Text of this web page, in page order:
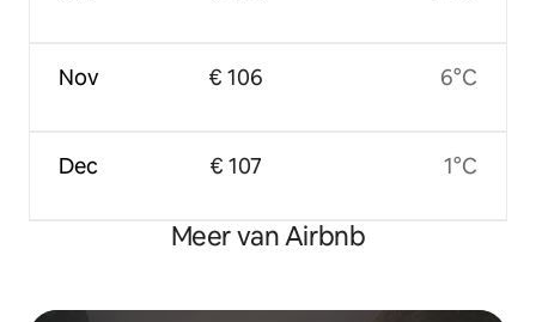
Nov
Dec
€ 106
€ 107
6°C
1°C
Meer van Airbnb